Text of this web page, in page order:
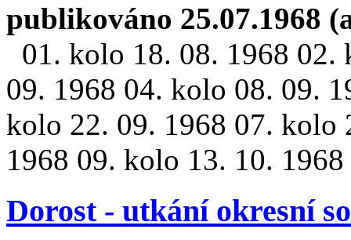
publikováno 25.07.1968
01. kolo 18. 08. 1968
09. 1968 04. kolo 08. 09.
kolo 22. 09. 1968 07. kolo
1968 09. kolo 13. 10.
Dorost - utkání okresní